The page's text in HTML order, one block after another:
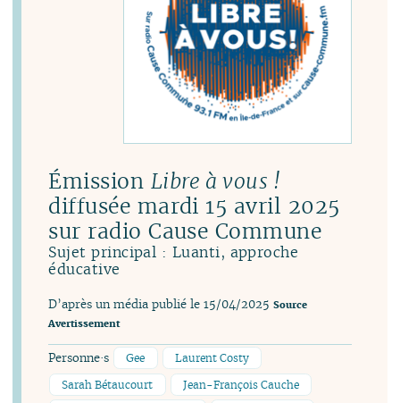
Émission Libre à vous !
diffusée mardi 15 avril 2025
sur radio Cause Commune
Sujet principal : Luanti, approche
éducative
D’après un média publié le 15/04/2025 Source
Avertissement
Personne·s Gee
Laurent Costy
Sarah Bétaucourt
Jean-François Cauche